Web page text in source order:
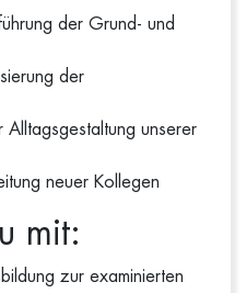
der Grund- und
der
Alltagsgestaltung unserer
neuer Kollegen
mit:
zur examinierten